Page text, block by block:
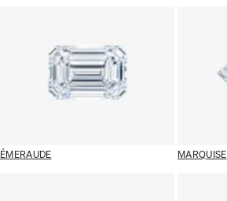
ÉMERAUDE MARQUISE